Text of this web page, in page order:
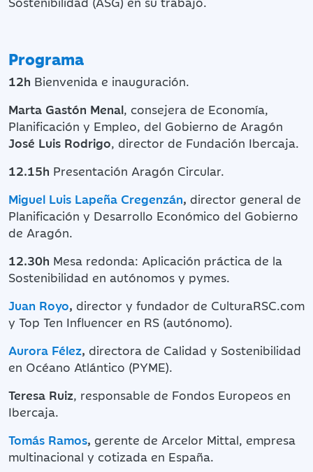
Programa
12h Bienvenida e inauguración.
Marta Gastón Menal, consejera de Economía,
Planificación y Empleo, del Gobierno de Aragón
José Luis Rodrigo, director de Fundación Ibercaja.
12.15h Presentación Aragón Circular.
Miguel Luis Lapeña Cregenzán, director general de
Planificación y Desarrollo Económico del Gobierno
de Aragón.
12.30h Mesa redonda: Aplicación práctica de la
Sostenibilidad en autónomos y pymes.
Juan Royo, director y fundador de CulturaRSC.com
y Top Ten Influencer en RS (autónomo).
Aurora Félez, directora de Calidad y Sostenibilidad
en Océano Atlántico (PYME).
Teresa Ruiz, responsable de Fondos Europeos en
Ibercaja.
Tomás Ramos, gerente de Arcelor Mittal, empresa
multinacional y cotizada en España.